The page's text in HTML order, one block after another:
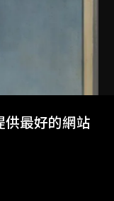
供最好的網站